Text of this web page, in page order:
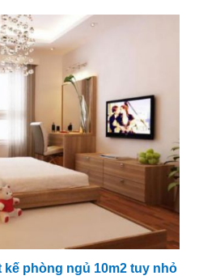
phòng ngủ 10m2 tuy nhỏ